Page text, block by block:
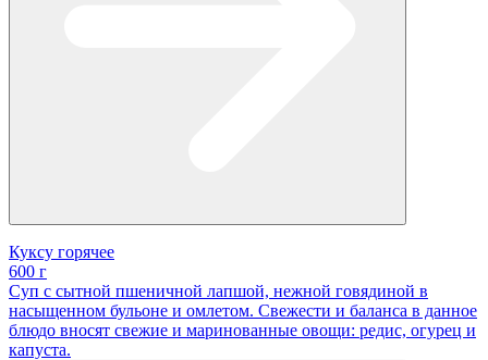
Куксу горячее
600 г
Суп с сытной пшеничной лапшой, нежной говядиной в
насыщенном бульоне и омлетом. Свежести и баланса в данное
блюдо вносят свежие и маринованные овощи: редис, огурец и
капуста.